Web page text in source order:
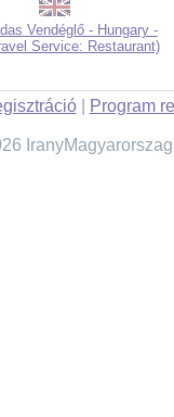
Vendéglő - Hungary -
Service: Restaurant)
| Program